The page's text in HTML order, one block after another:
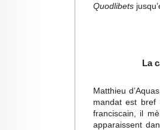
Quodlibets
La
Matthieu
mandat est bref
franciscain, il
apparaissent